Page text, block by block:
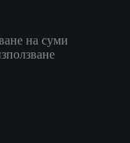
на суми